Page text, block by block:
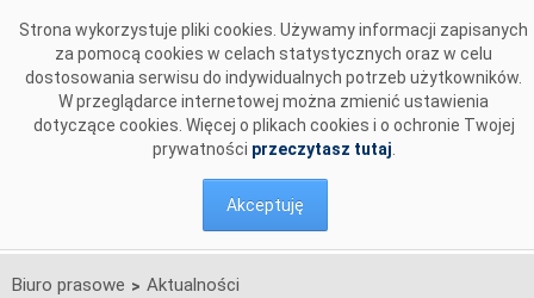
Strona wykorzystuje pliki cookies. Używamy informacji zapisanych
za pomocą cookies w celach statystycznych oraz w celu
dostosowania serwisu do indywidualnych potrzeb użytkowników.
W przeglądarce internetowej można zmienić ustawienia
dotyczące cookies. Więcej o plikach cookies i o ochronie Twojej
prywatności przeczytasz tutaj
Akceptuję
Biuro prasowe > Aktualności